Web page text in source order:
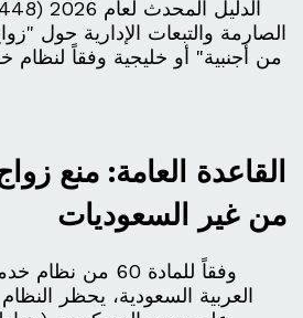
الصارمة والتبعات الإدارية حول
من أجنبية" أو خليجية وفقاً لنظام
القاعدة العامة: منع
من غير السعوديات
وفقاً للمادة 60
العربية السعودية، يحظر